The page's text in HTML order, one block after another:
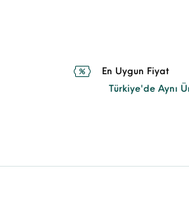
En Uygun Fiyat
Türkiye'de Aynı